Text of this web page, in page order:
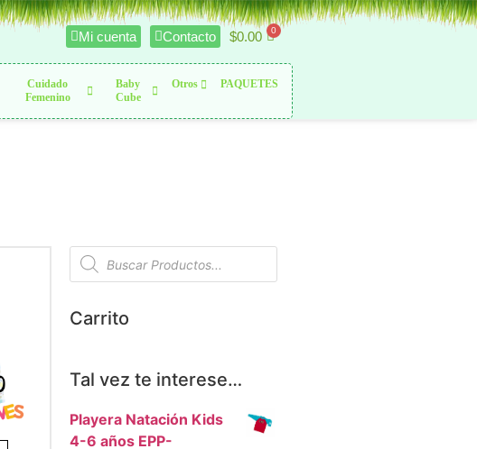
Mi cuenta Contacto $0.00
Cuidado
Femenino
Baby
Cube
Otros PAQUETES
Carrito
Tal vez te interese…
Playera Natación Kids
4-6 años EPP-